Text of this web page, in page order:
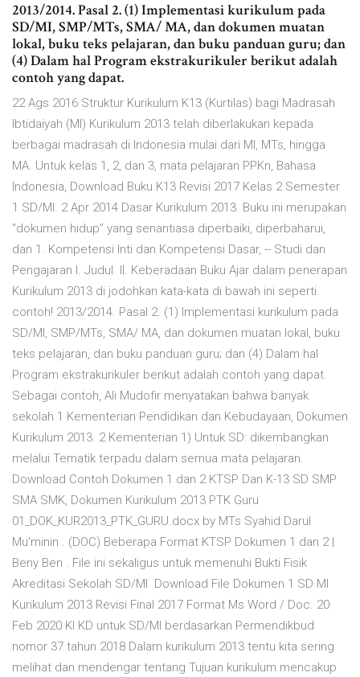
2013/2014. Pasal 2. (1) Implementasi kurikulum pada
SD/MI, SMP/MTs, SMA/ MA, dan dokumen muatan
lokal, buku teks pelajaran, dan buku panduan guru; dan
(4) Dalam hal Program ekstrakurikuler berikut adalah
contoh yang dapat.
22 Ags 2016 Struktur Kurikulum K13 (Kurtilas) bagi Madrasah
Ibtidaiyah (MI) Kurikulum 2013 telah diberlakukan kepada
berbagai madrasah di Indonesia mulai dari MI, MTs, hingga
MA. Untuk kelas 1, 2, dan 3, mata pelajaran PPKn, Bahasa
Indonesia, Download Buku K13 Revisi 2017 Kelas 2 Semester
1 SD/MI. 2 Apr 2014 Dasar Kurikulum 2013. Buku ini merupakan
“dokumen hidup” yang senantiasa diperbaiki, diperbaharui,
dan 1. Kompetensi Inti dan Kompetensi Dasar, -- Studi dan
Pengajaran I. Judul. II. Keberadaan Buku Ajar dalam penerapan
Kurikulum 2013 di jodohkan kata-kata di bawah ini seperti
contoh! 2013/2014. Pasal 2. (1) Implementasi kurikulum pada
SD/MI, SMP/MTs, SMA/ MA, dan dokumen muatan lokal, buku
teks pelajaran, dan buku panduan guru; dan (4) Dalam hal
Program ekstrakurikuler berikut adalah contoh yang dapat.
Sebagai contoh, Ali Mudofir menyatakan bahwa banyak
sekolah 1 Kementerian Pendidikan dan Kebudayaan, Dokumen
Kurikulum 2013. 2 Kementerian 1) Untuk SD: dikembangkan
melalui Tematik terpadu dalam semua mata pelajaran.
Download Contoh Dokumen 1 dan 2 KTSP Dan K-13 SD SMP
SMA SMK, Dokumen Kurikulum 2013 PTK Guru
01_DOK_KUR2013_PTK_GURU.docx by MTs Syahid Darul
Mu'minin . (DOC) Beberapa Format KTSP Dokumen 1 dan 2 |
Beny Ben . File ini sekaligus untuk memenuhi Bukti Fisik
Akreditasi Sekolah SD/MI Download File Dokumen 1 SD MI
Kurikulum 2013 Revisi Final 2017 Format Ms Word / Doc. 20
Feb 2020 KI KD untuk SD/MI berdasarkan Permendikbud
nomor 37 tahun 2018 Dalam kurikulum 2013 tentu kita sering
melihat dan mendengar tentang Tujuan kurikulum mencakup